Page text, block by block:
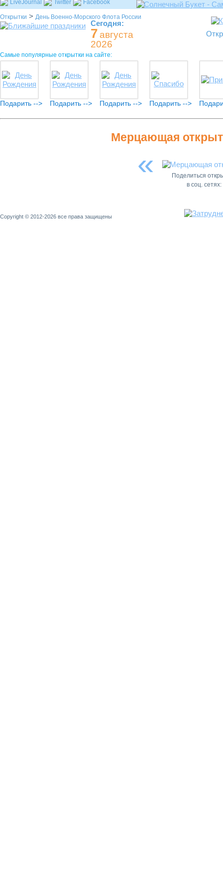
LiveJournal Twitter Facebook
Открытки > День Военно-Морского Флота России
Сегодня:
7августа
2026
Самые популярные открытки на сайте:
Подарить --> Подарить --> Подарить --> Подарить -->
Мерцающая
«
Поделиться
в соц. сетях:
Copyright © 2012-2026 все права защищены